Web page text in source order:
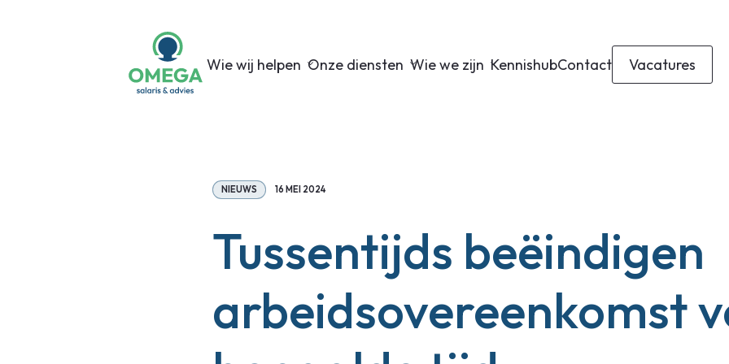
Wie wij helpen Onze diensten Wie we zijn KennishubContact Vacatures
NIEUWS 16 MEI 2024
Tussentijds beëindigen
arbeidsovereenkomst